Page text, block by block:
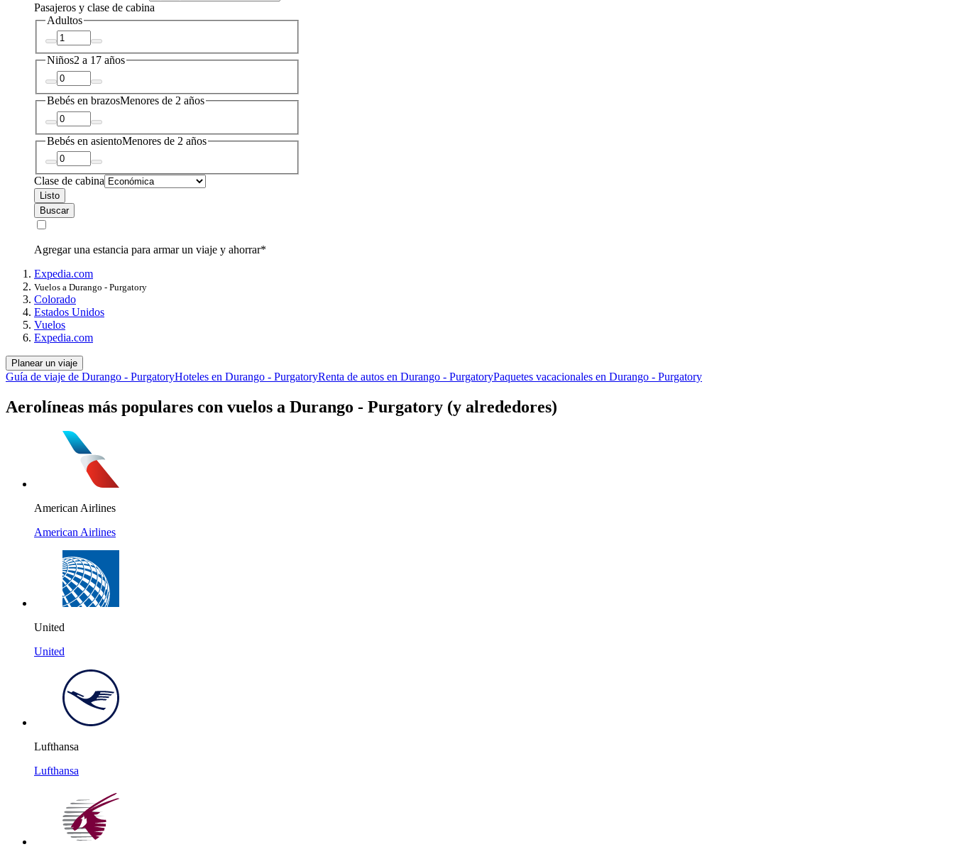
Pasajeros y clase de cabina
Adultos
Niños2 a 17 años
Bebés en brazosMenores de 2 años
Bebés en asientoMenores de 2 años
Clase de cabina
Listo
Buscar
Agregar una estancia para armar un viaje y ahorrar*
Expedia.com
Vuelos a Durango - Purgatory
Colorado
Estados Unidos
Vuelos
Expedia.com
Planear un viaje
Guía de viaje de Durango - PurgatoryHoteles en Durango - PurgatoryRenta de autos en Durango - PurgatoryPaquetes vacacionales en Durango - Purgatory
Aerolíneas más populares con vuelos a Durango - Purgatory (y alrededores)
American Airlines
American Airlines
United
United
Lufthansa
Lufthansa